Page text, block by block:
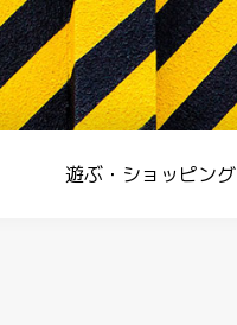
遊ぶ・ショッピング